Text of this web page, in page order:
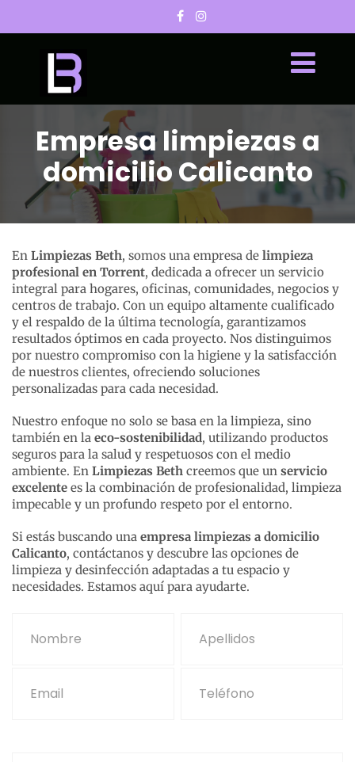
Empresa limpiezas a
domicilio Calicanto
En Limpiezas Beth, somos una empresa de limpieza
profesional en Torrent, dedicada a ofrecer un servicio
integral para hogares, oficinas, comunidades, negocios y
centros de trabajo. Con un equipo altamente cualificado
y el respaldo de la última tecnología, garantizamos
resultados óptimos en cada proyecto. Nos distinguimos
por nuestro compromiso con la higiene y la satisfacción
de nuestros clientes, ofreciendo soluciones
personalizadas para cada necesidad.
Nuestro enfoque no solo se basa en la limpieza, sino
también en la eco-sostenibilidad, utilizando productos
seguros para la salud y respetuosos con el medio
ambiente. En Limpiezas Beth creemos que un servicio
excelente es la combinación de profesionalidad, limpieza
impecable y un profundo respeto por el entorno.
Si estás buscando una empresa limpiezas a domicilio
Calicanto, contáctanos y descubre las opciones de
limpieza y desinfección adaptadas a tu espacio y
necesidades. Estamos aquí para ayudarte.